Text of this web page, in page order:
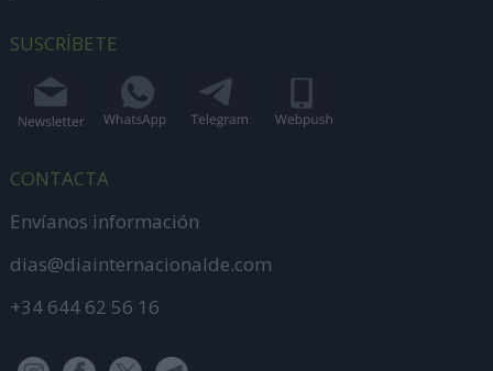
SUSCRÍBETE
CONTACTA
Envíanos información
dias@diainternacionalde.com
+34 644 62 56 16